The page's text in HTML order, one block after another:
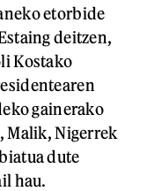
etorbide
deitzen,
Kostako
gainerako
Malik, Nigerrek
dute
hau.